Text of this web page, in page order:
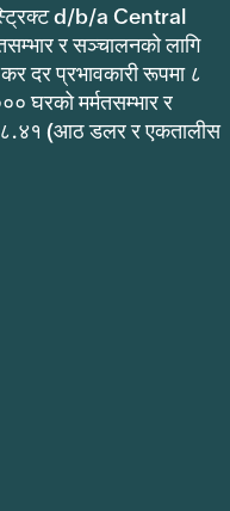
d/b/a Central
र सञ्चालनको लागि
दर प्रभावकारी रूपमा ८
घरको मर्मतसम्भार र
(आठ डलर र एकतालीस